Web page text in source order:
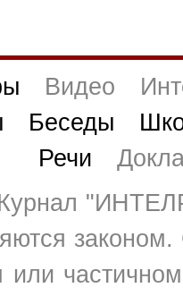
Видео
Беседы
Речи